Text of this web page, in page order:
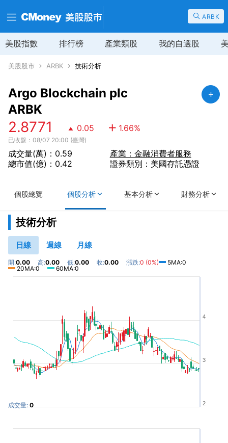
ARBK
美股指數 排行榜 產業類股 我的自選股
美股股市 ARBK 技術分析
Argo Blockchain plc
ARBK
2.8771 0.05 1.66%
已收盤：08/07 20:00 (臺灣)
成交量(萬)：0.59
總市值(億)：0.42
產業：金融消費者服務
證券類別：美國存託憑證
個股總覽 個股分析 基本分析 財務分析
技術分析
日線 週線 月線
開:0.00 高:0.00 低:0.00 收:0.00 漲跌:0 (0%)
5MA:0
20MA:0
60MA:0
成交量:0 2
3
4